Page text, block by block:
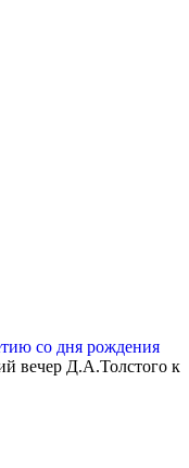
со дня рождения
вечер Д.А.Толстого к